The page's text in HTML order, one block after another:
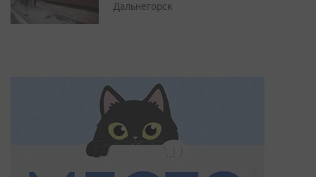
Дальнегорск